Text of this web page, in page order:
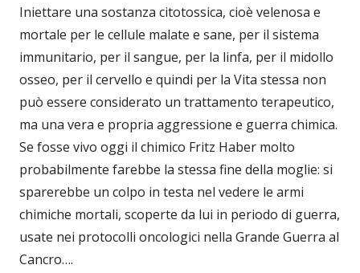
Iniettare una sostanza citotossica, cioè velenosa e
mortale per le cellule malate e sane, per il sistema
immunitario, per il sangue, per la linfa, per il midollo
osseo, per il cervello e quindi per la Vita stessa non
può essere considerato un trattamento terapeutico,
ma una vera e propria aggressione e guerra chimica.
Se fosse vivo oggi il chimico Fritz Haber molto
probabilmente farebbe la stessa fine della moglie: si
sparerebbe un colpo in testa nel vedere le armi
chimiche mortali, scoperte da lui in periodo di guerra,
usate nei protocolli oncologici nella Grande Guerra al
Cancro….